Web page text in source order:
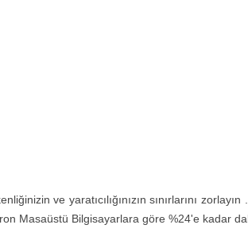
ve yaratıcılığınızın sınırlarını
Masaüstü Bilgisayarlara göre %24'e kadar